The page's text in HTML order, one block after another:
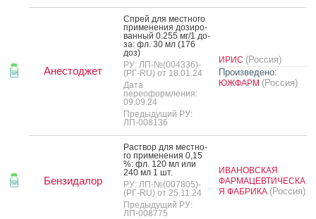
Анестоджет
Спрей для мес­тно­го
при­мене­ния до­зиро­
ван­ный 0.255 мг/1 до­
за: фл. 30 мл (176
доз)
РУ: ЛП-№(004336)-
(РГ-RU) от 18.01.24
Дата
переоформления:
09.09.24
Предыдущий РУ:
ЛП-008136
ИРИС (Россия)
Произведено:
ЮЖФАРМ (Россия)
Бензидалор
Рас­твор для мес­тно­
го при­мене­ния 0,15
%: фл. 120 мл или
240 мл 1 шт.
РУ: ЛП-№(007805)-
(РГ-RU) от 25.11.24
Предыдущий РУ:
ЛП-008775
ИВАНОВСКАЯ
ФАРМАЦЕВТИЧЕСКА
Я ФАБРИКА (Россия)